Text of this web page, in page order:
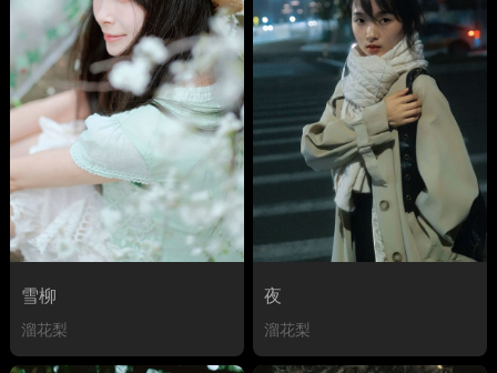
雪柳
溜花梨
夜
溜花梨